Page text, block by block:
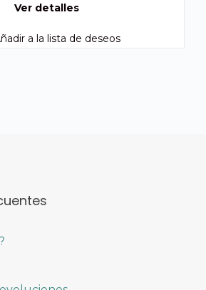
Ver detalles
a la lista de deseos